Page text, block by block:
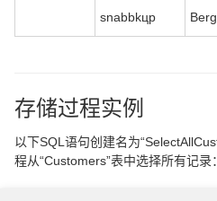
snabbkцp
存储过程实例
以下SQL语句创建名为
程从“Customers”表中选择所有记录：